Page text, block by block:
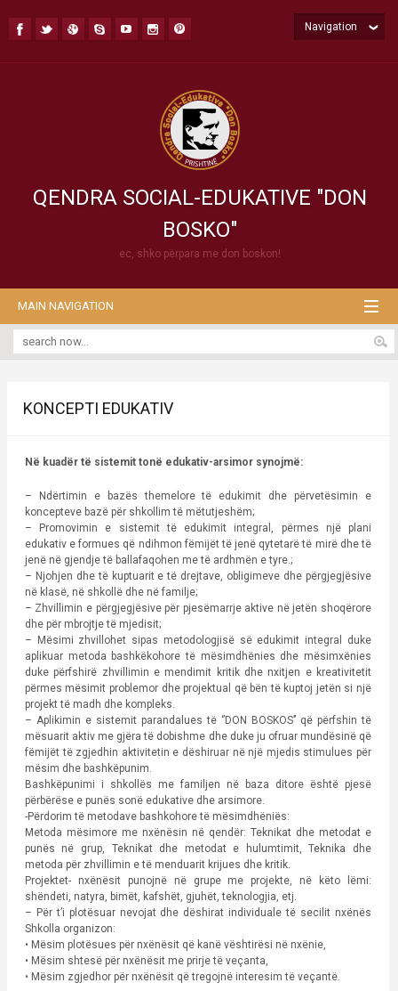
QENDRA SOCIAL-EDUKATIVE "DON
BOSKO"
ec, shko përpara me don boskon!
Navigation
MAIN NAVIGATION
KONCEPTI EDUKATIV
Në kuadër të sistemit tonë edukativ-arsimor synojmë:
– Ndërtimin e bazës themelore të edukimit dhe përvetësimin e
koncepteve bazë për shkollim të mëtutjeshëm;
– Promovimin e sistemit të edukimit integral, përmes një plani
edukativ e formues që ndihmon fëmijët të jenë qytetarë të mirë dhe të
jenë në gjendje të ballafaqohen me të ardhmën e tyre.;
– Njohjen dhe të kuptuarit e të drejtave, obligimeve dhe përgjegjësive
në klasë, në shkollë dhe në familje;
– Zhvillimin e përgjegjësive për pjesëmarrje aktive në jetën shoqërore
dhe për mbrojtje të mjedisit;
– Mësimi zhvillohet sipas metodologjisë së edukimit integral duke
aplikuar metoda bashkëkohore të mësimdhënies dhe mësimxënies
duke përfshirë zhvillimin e mendimit kritik dhe nxitjen e kreativitetit
përmes mësimit problemor dhe projektual që bën të kuptoj jetën si një
projekt të madh dhe kompleks.
– Aplikimin e sistemit parandalues të ‘’DON BOSKOS’’ që përfshin të
mësuarit aktiv me gjëra të dobishme dhe duke ju ofruar mundësinë që
fëmijët të zgjedhin aktivitetin e dëshiruar në një mjedis stimulues për
mësim dhe bashkëpunim.
Bashkëpunimi i shkollës me familjen në baza ditore është pjesë
përbërëse e punës sonë edukative dhe arsimore.
-Përdorim të metodave bashkohore të mësimdhëniës:
Metoda mësimore me nxënësin në qendër: Teknikat dhe metodat e
punës në grup, Teknikat dhe metodat e hulumtimit, Teknika dhe
metoda për zhvillimin e të menduarit krijues dhe kritik.
Projektet- nxënësit punojnë në grupe me projekte, në këto lëmi:
shëndeti, natyra, bimët, kafshët, gjuhët, teknologjia, etj.
– Për t’i plotësuar nevojat dhe dëshirat individuale të secilit nxënës
Shkolla organizon:
• Mësim plotësues për nxënësit që kanë vështirësi në nxënie,
• Mësim shtesë për nxënësit me prirje të veçanta,
• Mësim zgjedhor për nxënësit që tregojnë interesim të veçantë.